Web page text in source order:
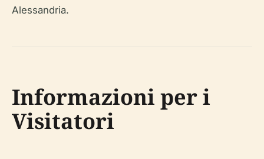
Alessandria.
Informazioni per i
Visitatori